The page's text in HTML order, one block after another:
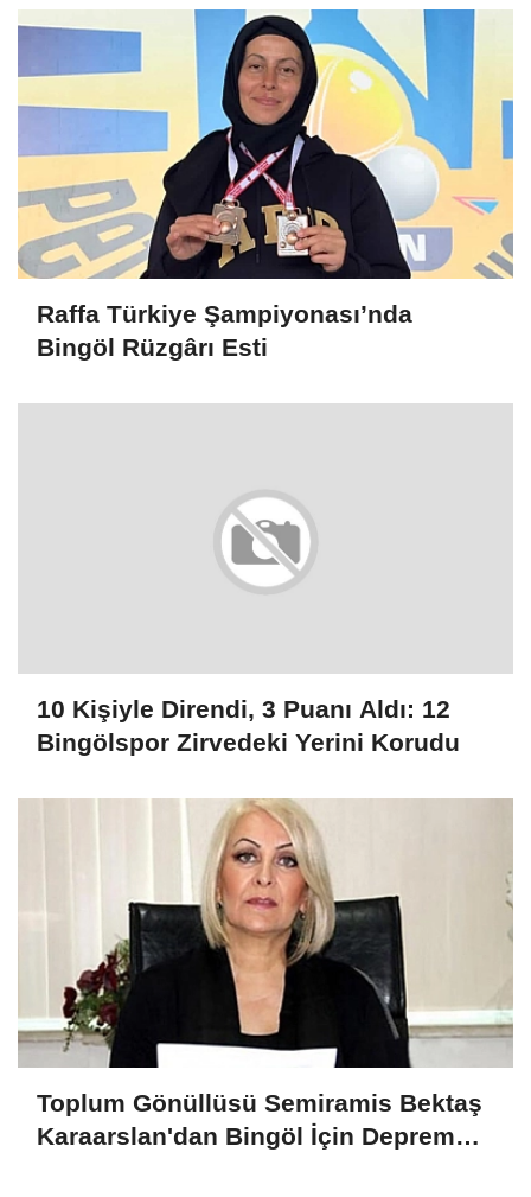
Raffa Türkiye Şampiyonası’nda
Bingöl Rüzgârı Esti
10 Kişiyle Direndi, 3 Puanı Aldı: 12
Bingölspor Zirvedeki Yerini Korudu
Toplum Gönüllüsü Semiramis Bektaş
Karaarslan'dan Bingöl İçin Deprem